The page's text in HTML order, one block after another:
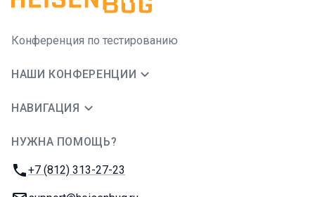
Конференция по тестированию
НАШИ КОНФЕРЕНЦИИ
НАВИГАЦИЯ
НУЖНА ПОМОЩЬ?
Телефон:
+7 (812) 313-27-23